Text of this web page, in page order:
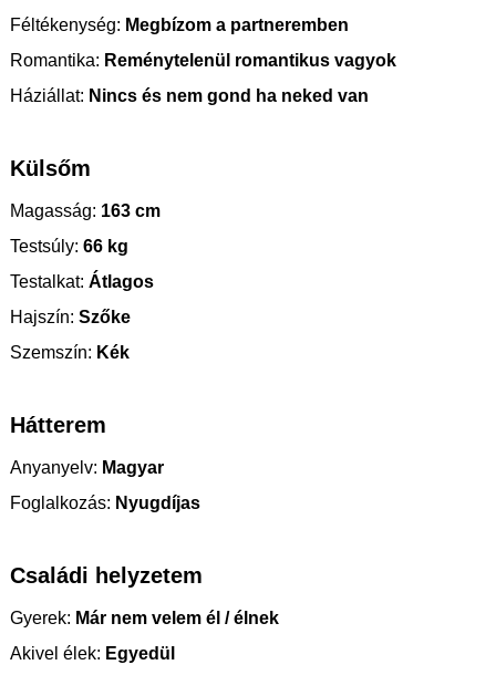
Féltékenység: Megbízom a partneremben
Romantika: Reménytelenül romantikus vagyok
Háziállat: Nincs és nem gond ha neked van
Külsőm
Magasság: 163 cm
Testsúly: 66 kg
Testalkat: Átlagos
Hajszín: Szőke
Szemszín: Kék
Hátterem
Anyanyelv: Magyar
Foglalkozás: Nyugdíjas
Családi helyzetem
Gyerek: Már nem velem él / élnek
Akivel élek: Egyedül